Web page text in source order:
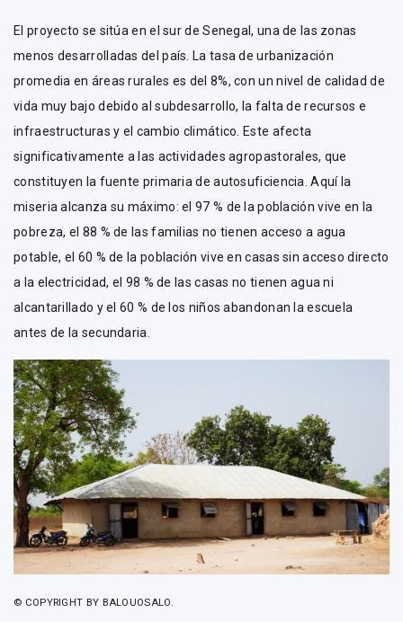
El proyecto se sitúa en el sur de Senegal, una de las zonas
menos desarrolladas del país. La tasa de urbanización
promedia en áreas rurales es del 8%, con un nivel de calidad de
vida muy bajo debido al subdesarrollo, la falta de recursos e
infraestructuras y el cambio climático. Este afecta
significativamente a las actividades agropastorales, que
constituyen la fuente primaria de autosuficiencia. Aquí la
miseria alcanza su máximo: el 97 % de la población vive en la
pobreza, el 88 % de las familias no tienen acceso a agua
potable, el 60 % de la población vive en casas sin acceso directo
a la electricidad, el 98 % de las casas no tienen agua ni
alcantarillado y el 60 % de los niños abandonan la escuela
antes de la secundaria.
© COPYRIGHT BY BALOUOSALO.